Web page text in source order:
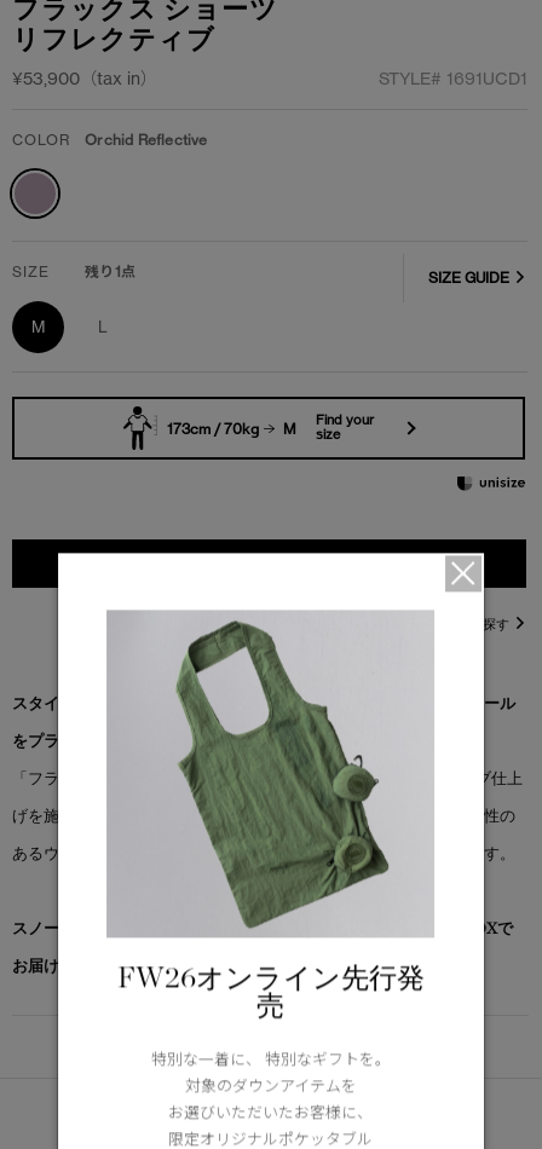
コレクション
コレクション
フラックス ショーツ
リフレクティブ
¥53,900（tax in） STYLE# 1691UCD1
COLOR Orchid Reflective
SIZE 残り1点
M L
SIZE GUIDE
173cm / 70kg M
Find your
size
直営店在庫を探す
スタイリッシュな快適さに、視認性を高めるリフレクティブディテール
をプラス。
「フラックス ショーツ リフレクティブ」は、全体にリフレクティブ仕上
げを施し、暗い環境でも存在感をキープ。軽やかな着心地で、伸縮性の
あるウエストバンドとサイドスリットが動きやすさをサポートします。
スノーグース by カナダグース コレクション対象商品は、専用のBOXで
お届けいたします。
DETAIL
あなたへのおすすめ
FW26オンライン先行発
売
特別な一着に、 特別なギフトを。
対象のダウンアイテムを
お選びいただいたお客様に、
限定オリジナルポケッタブル